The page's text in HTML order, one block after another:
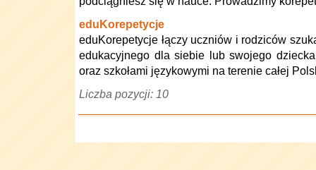
eduKorepetycje
eduKorepetycje łączy uczniów i rodziców
edukacyjnego dla siebie lub swojego
oraz szkołami językowymi na terenie całej
Liczba pozycji: 10